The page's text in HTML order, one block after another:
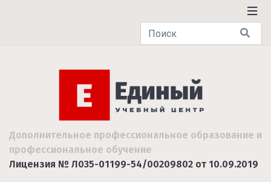
Дополнительное профессиональное образование и
профессиональное обучение
Лицензия № Л035-01199-54/00209802 от 10.09.2019